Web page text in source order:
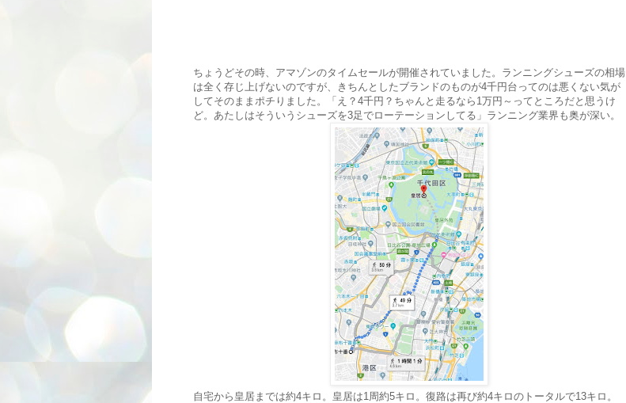
ちょうどその時、アマゾンのタイムセールが開催されていました。ランニングシューズの相場
は全く存じ上げないのですが、きちんとしたブランドのものが4千円台ってのは悪くない気が
してそのままポチりました。「え？4千円？ちゃんと走るなら1万円～ってところだと思うけ
ど。あたしはそういうシューズを3足でローテーションしてる」ランニング業界も奥が深い。
自宅から皇居までは約4キロ。皇居は1周約5キロ。復路は再び約4キロのトータルで13キロ。